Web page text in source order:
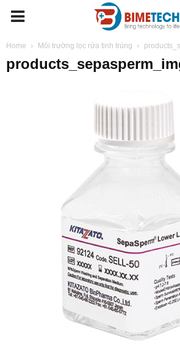
BIMETECH
Home Môi trường lọc rửa tinh trùng